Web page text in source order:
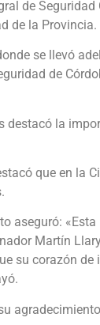
de
de la Provincia.
se llevó
de
destacó la
que en la
aseguró:
Martín
su corazón